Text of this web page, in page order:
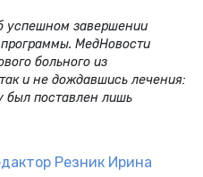
успешном завершении
МедНовости
больного из
и не дождавшись лечения:
был поставлен лишь
Резник Ирина